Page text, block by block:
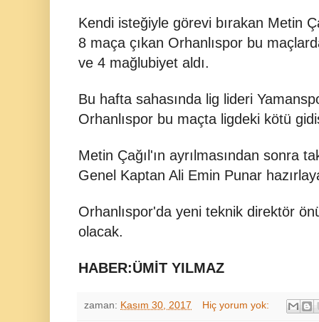
Kendi isteğiyle görevi bırakan Metin
8 maça çıkan Orhanlıspor bu
ve 4 mağlubiyet aldı.
Bu hafta sahasında lig lideri
Orhanlıspor bu maçta ligdeki kötü
Metin Çağıl'ın ayrılmasından sonra
Genel Kaptan Ali Emin Punar
Orhanlıspor'da yeni teknik direktör
olacak.
HABER:ÜMİT YILMAZ
zaman: Kasım 30, 2017 Hiç yorum yok: